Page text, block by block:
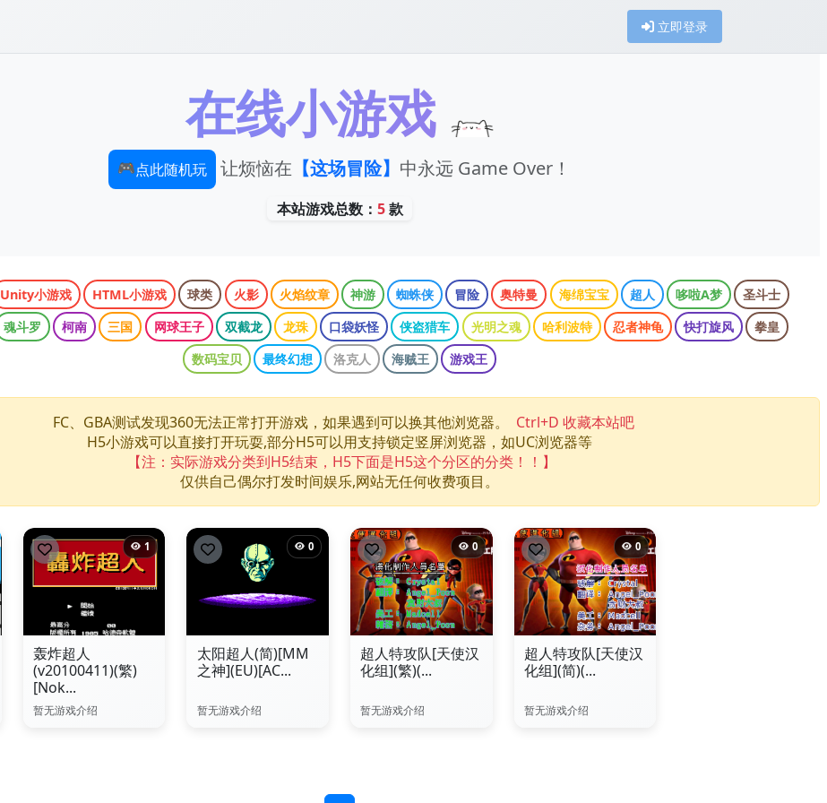
立即登录
在线小游戏
🎮点此随机玩 让烦恼在 【这场冒险】 中永远 Game Over！
本站游戏总数： 5款
Unity小游戏 HTML小游戏 球类 火影 火焰纹章 神游 蜘蛛侠 冒险 奥特曼 海绵宝宝 超人 哆啦A梦
圣斗士
魂斗罗 柯南 三国 网球王子 双截龙 龙珠 口袋妖怪 侠盗猎车 光明之魂 哈利波特 忍者神龟 快打旋风
拳皇
数码宝贝
最终幻想 洛克人 海贼王 游戏王
FC、GBA测试发现360无法正常打开游戏，如果遇到可以换其他浏览器。
Ctrl+D 收藏本站吧
H5小游戏可以直接打开玩耍,部分H5可以用支持锁定竖屏浏览器，如UC浏览器等
【注：实际游戏分类到H5结束，H5下面是H5这个分区的分类！！】
仅供自己偶尔打发时间娱乐,网站无任何收费项目。
1
轰炸超人
(v20100411)(繁)
[Nok...
暂无游戏介绍
0
太阳超人(简)[MM
之神](EU)[AC...
暂无游戏介绍
0
超人特攻队[天使汉
化组](繁)(...
暂无游戏介绍
0
超人特攻队[天使汉
化组](简)(...
暂无游戏介绍